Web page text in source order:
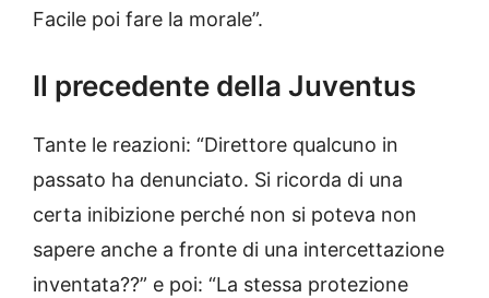
Facile poi fare la morale”.
Il precedente della Juventus
Tante le reazioni: “Direttore qualcuno in
passato ha denunciato. Si ricorda di una
certa inibizione perché non si poteva non
sapere anche a fronte di una intercettazione
inventata??” e poi: “La stessa protezione